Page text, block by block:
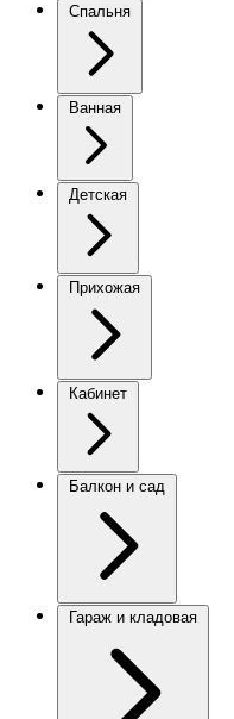
Спальня
Ванная
Детская
Прихожая
Кабинет
Балкон и сад
Гараж и кладовая